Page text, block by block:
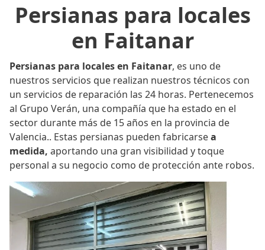
Persianas para locales
en Faitanar
Persianas para locales en Faitanar, es uno de
nuestros servicios que realizan nuestros técnicos con
un servicios de reparación las 24 horas. Pertenecemos
al Grupo Verán, una compañía que ha estado en el
sector durante más de 15 años en la provincia de
Valencia.. Estas persianas pueden fabricarsea
medida, aportando una gran visibilidad y toque
personal a su negocio como de protección ante robos.